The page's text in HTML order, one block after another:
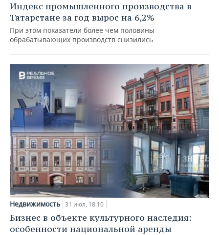
Индекс промышленного производства в
Татарстане за год вырос на 6,2%
При этом показатели более чем половины
обрабатывающих производств снизились
Недвижимость 31 июл, 18:10
Бизнес в объекте культурного наследия:
особенности национальной аренды